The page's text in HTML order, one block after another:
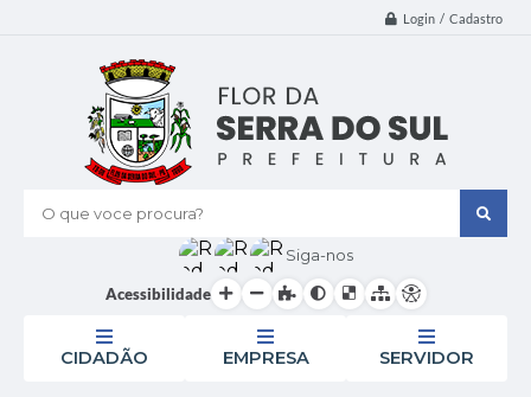
Login / Cadastro
O que voce procura?
Siga-nos
Acessibilidade
CIDADÃO EMPRESA SERVIDOR